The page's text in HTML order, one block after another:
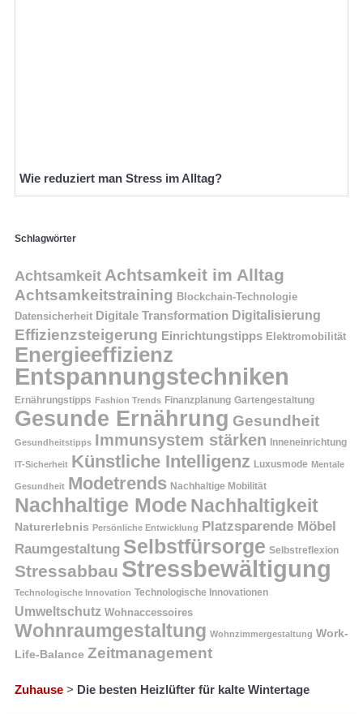
Wie reduziert man Stress im Alltag?
Schlagwörter
Achtsamkeit Achtsamkeit im Alltag
Achtsamkeitstraining Blockchain-Technologie
Datensicherheit Digitale Transformation Digitalisierung
Effizienzsteigerung Einrichtungstipps Elektromobilität
Energieeffizienz
Entspannungstechniken
Ernährungstipps Fashion Trends Finanzplanung Gartengestaltung
Gesunde Ernährung Gesundheit
Gesundheitstipps Immunsystem stärken Inneneinrichtung
IT-Sicherheit Künstliche Intelligenz Luxusmode Mentale
Gesundheit Modetrends Nachhaltige Mobilität
Nachhaltige Mode Nachhaltigkeit
Naturerlebnis Persönliche Entwicklung Platzsparende Möbel
Raumgestaltung Selbstfürsorge Selbstreflexion
Stressabbau Stressbewältigung
Technologische Innovation Technologische Innovationen
Umweltschutz Wohnaccessoires
Wohnraumgestaltung Wohnzimmergestaltung Work-
Life-Balance Zeitmanagement
Zuhause > Die besten Heizlüfter für kalte Wintertage